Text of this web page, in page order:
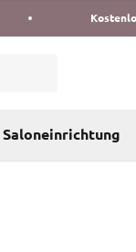
Saloneinrichtung